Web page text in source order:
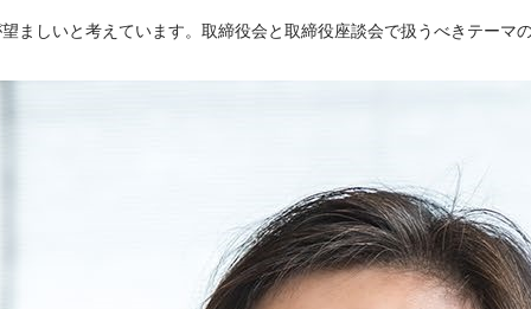
いと考えています。取締役会と取締役座談会で扱うべきテ